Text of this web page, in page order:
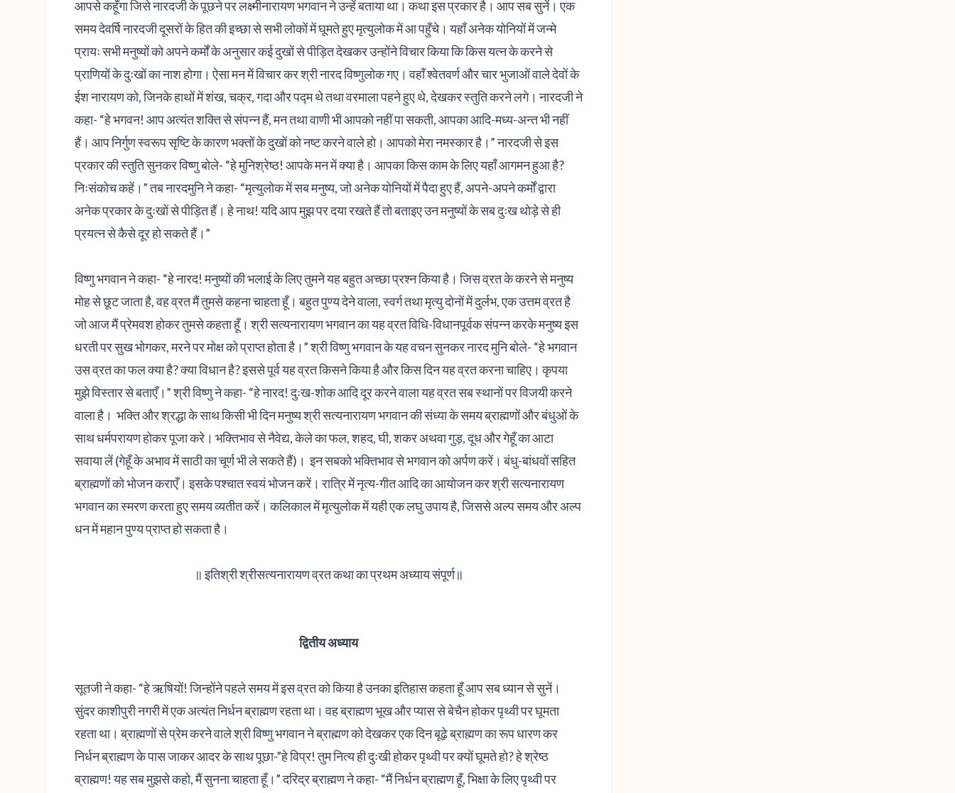
आपसे कहूँगा जिसे नारदजी के पूछने पर लक्ष्मीनारायण भगवान ने उन्हें बताया था। कथा इस प्रकार है। आप सब सुनें। एक
समय देवर्षि नारदजी दूसरों के हित की इच्छा से सभी लोकों में घूमते हुए मृत्युलोक में आ पहुँचे। यहाँ अनेक योनियों में जन्मे
प्रायः सभी मनुष्यों को अपने कर्मों के अनुसार कई दुखों से पीड़ित देखकर उन्होंने विचार किया कि किस यत्न के करने से
प्राणियों के दुःखों का नाश होगा। ऐसा मन में विचार कर श्री नारद विष्णुलोक गए। वहाँ श्वेतवर्ण और चार भुजाओं वाले देवों के
ईश नारायण को, जिनके हाथों में शंख, चक्र, गदा और पद्म थे तथा वरमाला पहने हुए थे, देखकर स्तुति करने लगे। नारदजी ने
कहा- “हे भगवन! आप अत्यंत शक्ति से संपन्न हैं, मन तथा वाणी भी आपको नहीं पा सकती, आपका आदि-मध्य-अन्त भी नहीं
हैं। आप निर्गुण स्वरूप सृष्टि के कारण भक्तों के दुखों को नष्ट करने वाले हो। आपको मेरा नमस्कार है।” नारदजी से इस
प्रकार की स्तुति सुनकर विष्णु बोले- “हे मुनिश्रेष्ठ! आपके मन में क्या है। आपका किस काम के लिए यहाँ आगमन हुआ है?
निःसंकोच कहें।” तब नारदमुनि ने कहा- “मृत्युलोक में सब मनुष्य, जो अनेक योनियों में पैदा हुए हैं, अपने-अपने कर्मों द्वारा
अनेक प्रकार के दुःखों से पीड़ित हैं। हे नाथ! यदि आप मुझ पर दया रखते हैं तो बताइए उन मनुष्यों के सब दुःख थोड़े से ही
प्रयत्न से कैसे दूर हो सकते हैं।”
विष्णु भगवान ने कहा- “हे नारद! मनुष्यों की भलाई के लिए तुमने यह बहुत अच्छा प्रश्न किया है। जिस व्रत के करने से मनुष्य
मोह से छूट जाता है, वह व्रत मैं तुमसे कहना चाहता हूँ। बहुत पुण्य देने वाला, स्वर्ग तथा मृत्यु दोनों में दुर्लभ, एक उत्तम व्रत है
जो आज मैं प्रेमवश होकर तुमसे कहता हूँ। श्री सत्यनारायण भगवान का यह व्रत विधि-विधानपूर्वक संपन्न करके मनुष्य इस
धरती पर सुख भोगकर, मरने पर मोक्ष को प्राप्त होता है।” श्री विष्णु भगवान के यह वचन सुनकर नारद मुनि बोले- “हे भगवान
उस व्रत का फल क्या है? क्या विधान है? इससे पूर्व यह व्रत किसने किया है और किस दिन यह व्रत करना चाहिए। कृपया
मुझे विस्तार से बताएँ।” श्री विष्णु ने कहा- “हे नारद! दुःख-शोक आदि दूर करने वाला यह व्रत सब स्थानों पर विजयी करने
वाला है। भक्ति और श्रद्धा के साथ किसी भी दिन मनुष्य श्री सत्यनारायण भगवान की संध्या के समय ब्राह्मणों और बंधुओं के
साथ धर्मपरायण होकर पूजा करे। भक्तिभाव से नैवेद्य, केले का फल, शहद, घी, शकर अथवा गुड़, दूध और गेहूँ का आटा
सवाया लें (गेहूँ के अभाव में साठी का चूर्ण भी ले सकते हैं)। इन सबको भक्तिभाव से भगवान को अर्पण करें। बंधु-बांधवों सहित
ब्राह्मणों को भोजन कराएँ। इसके पश्चात स्वयं भोजन करें। रात्रि में नृत्य-गीत आदि का आयोजन कर श्री सत्यनारायण
भगवान का स्मरण करता हुए समय व्यतीत करें। कलिकाल में मृत्युलोक में यही एक लघु उपाय है, जिससे अल्प समय और अल्प
धन में महान पुण्य प्राप्त हो सकता है।
॥ इतिश्री श्रीसत्यनारायण व्रत कथा का प्रथम अध्याय संपूर्ण॥
द्वितीय अध्याय
सूतजी ने कहा- “हे ऋषियों! जिन्होंने पहले समय में इस व्रत को किया है उनका इतिहास कहता हूँ आप सब ध्यान से सुनें।
सुंदर काशीपुरी नगरी में एक अत्यंत निर्धन ब्राह्मण रहता था। वह ब्राह्मण भूख और प्यास से बेचैन होकर पृथ्वी पर घूमता
रहता था। ब्राह्मणों से प्रेम करने वाले श्री विष्णु भगवान ने ब्राह्मण को देखकर एक दिन बूढ़े ब्राह्मण का रूप धारण कर
निर्धन ब्राह्मण के पास जाकर आदर के साथ पूछा-”हे विप्र! तुम नित्य ही दुःखी होकर पृथ्वी पर क्यों घूमते हो? हे श्रेष्ठ
ब्राह्मण! यह सब मुझसे कहो, मैं सुनना चाहता हूँ।” दरिद्र ब्राह्मण ने कहा- “मैं निर्धन ब्राह्मण हूँ, भिक्षा के लिए पृथ्वी पर